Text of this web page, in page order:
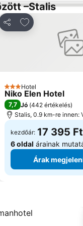
–Stalis
Megosztás
Hozzáadás a
3 Kategória
Hotel
Niko Elen Hotel
7,7 Jó (442 értékelés)
Stalis, 0.9 km-re innen:
kezdőár: 17 395 Ft
6 oldal árainak
Árak